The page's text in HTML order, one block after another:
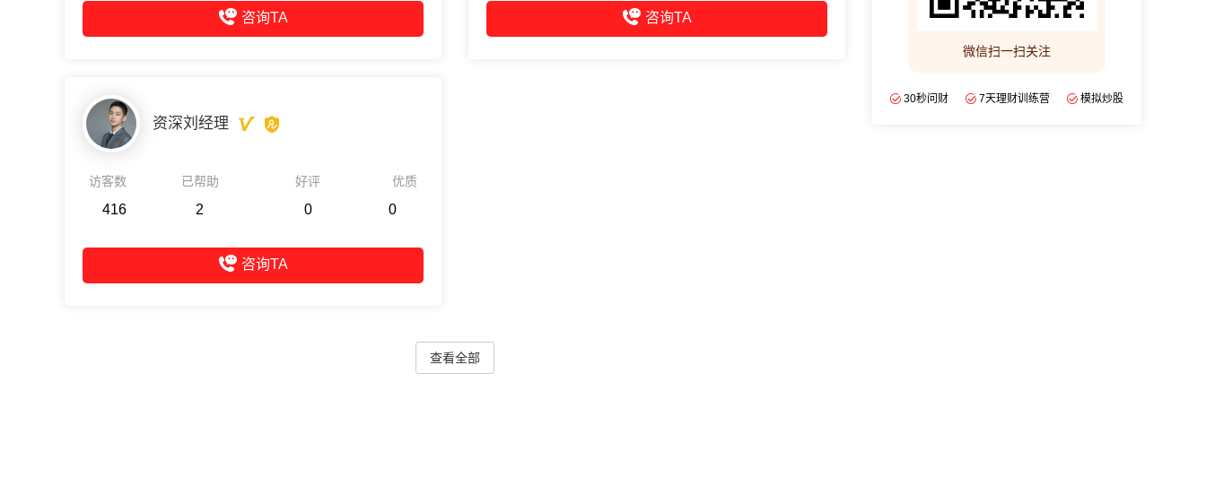
咨询TA 咨询TA
资深刘经理
访客数 已帮助 好评 优质
416 2 0 0
咨询TA
查看全部
微信扫一扫关注
30秒问财 7天理财训练营 模拟炒股